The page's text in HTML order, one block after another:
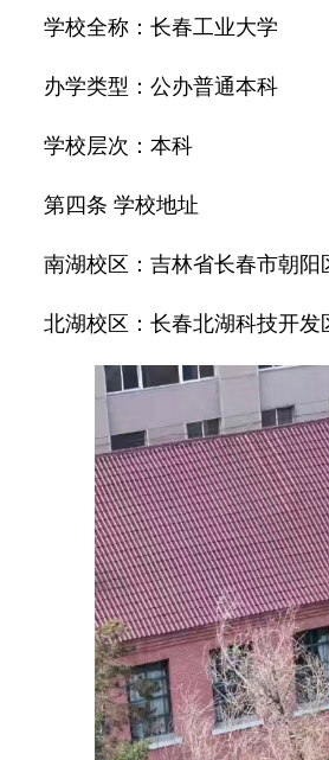
学校全称：长春工业大学
办学类型：公办普通本科
学校层次：本科
第四条 学校地址
南湖校区：吉林省长春市朝阳
北湖校区：长春北湖科技开